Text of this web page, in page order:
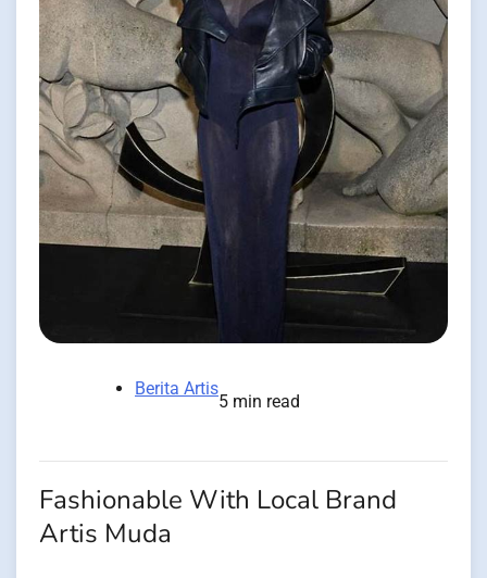
Berita Artis
5 min read
Fashionable With Local Brand
Artis Muda